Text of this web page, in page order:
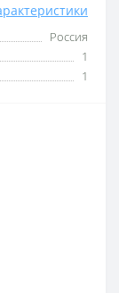
Россия
1
1